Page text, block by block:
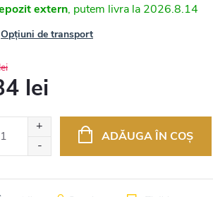
extern 2026.8.14
Opțiuni de transport
lei
ADĂUGA ÎN COŞ